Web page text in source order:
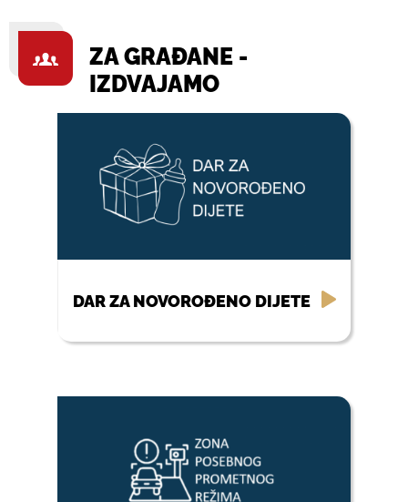
ZA GRAĐANE -
IZDVAJAMO
DAR ZA NOVOROĐENO DIJETE